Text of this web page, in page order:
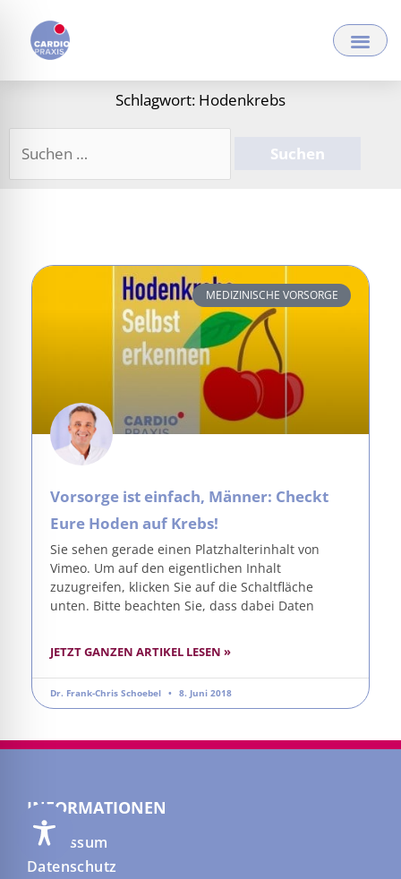
Inhalt
springen
Schlagwort: Hodenkrebs
MEDIZINISCHE VORSORGE
Vorsorge ist einfach, Männer: Checkt
Eure Hoden auf Krebs!
Sie sehen gerade einen Platzhalterinhalt von
Vimeo. Um auf den eigentlichen Inhalt
zuzugreifen, klicken Sie auf die Schaltfläche
unten. Bitte beachten Sie, dass dabei Daten
JETZT GANZEN ARTIKEL LESEN »
Dr. Frank-Chris Schoebel 8. Juni 2018
INFORMATIONEN
Impressum
Datenschutz